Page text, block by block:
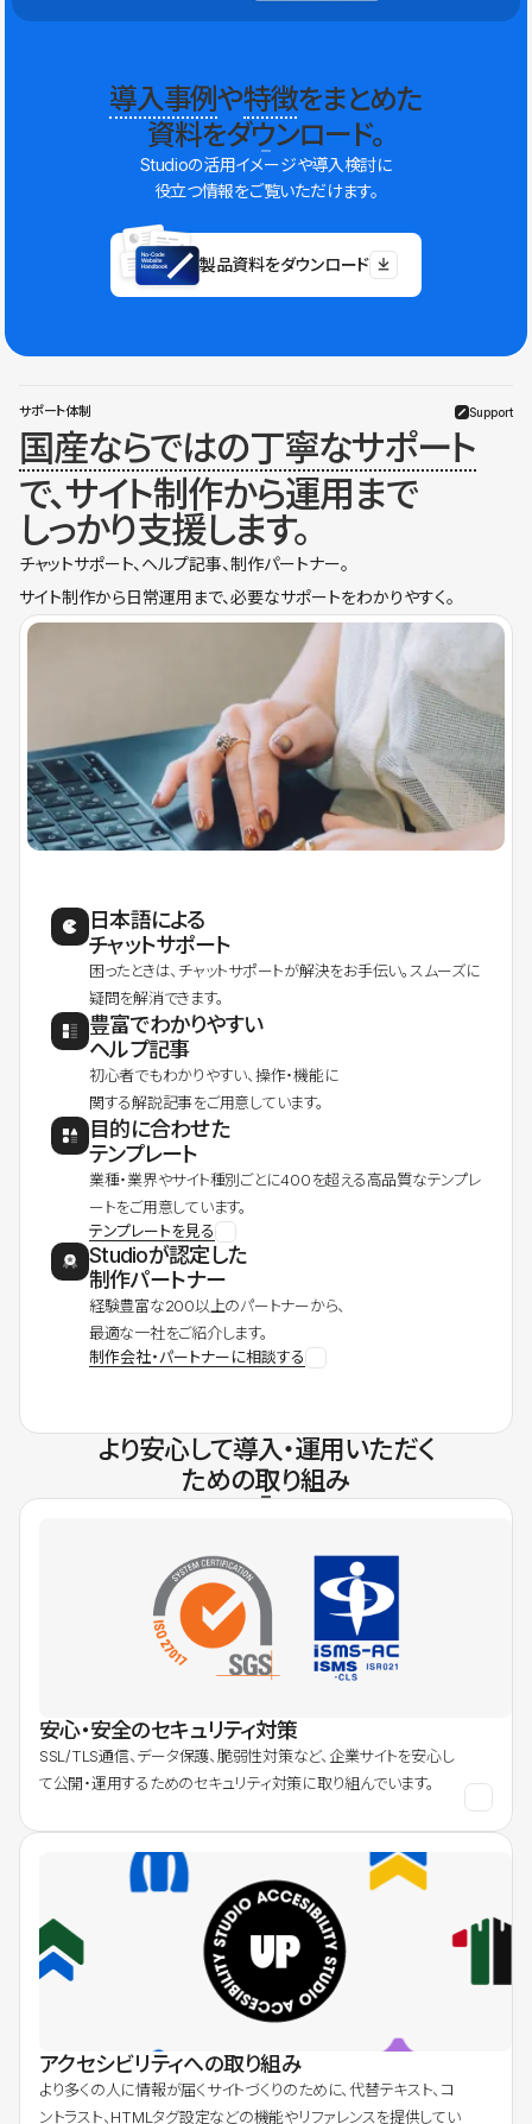
導入事例や特徴をまとめた
資料をダウンロード。
Studioの活用イメージや導入検討に
役立つ情報をご覧いただけます。
製品資料をダウンロード
サポート体制 Support
国産ならではの丁寧なサポート
で、サイト制作から運用まで
しっかり支援します。
チャットサポート、ヘルプ記事、制作パートナー。
サイト制作から日常運用まで、必要なサポートをわかりやすく。
日本語による
チャットサポート
困ったときは、チャットサポートが解決をお手伝い。スムーズに
疑問を解消できます。
豊富でわかりやすい
ヘルプ記事
初心者でもわかりやすい、操作・機能に
関する解説記事をご用意しています。
目的に合わせた
テンプレート
業種・業界やサイト種別ごとに400を超える高品質なテンプレ
ートをご用意しています。
テンプレートを見る
Studioが認定した
制作パートナー
経験豊富な200以上のパートナーから、
最適な一社をご紹介します。
制作会社・パートナーに相談する
より安心して導入・運用いただく
ための取り組み
安心・安全のセキュリティ対策
SSL/TLS通信、データ保護、脆弱性対策など、企業サイトを安心し
て公開・運用するためのセキュリティ対策に取り組んでいます。
アクセシビリティへの取り組み
より多くの人に情報が届くサイトづくりのために、代替テキスト、コ
ントラスト、HTMLタグ設定などの機能やリファレンスを提供してい